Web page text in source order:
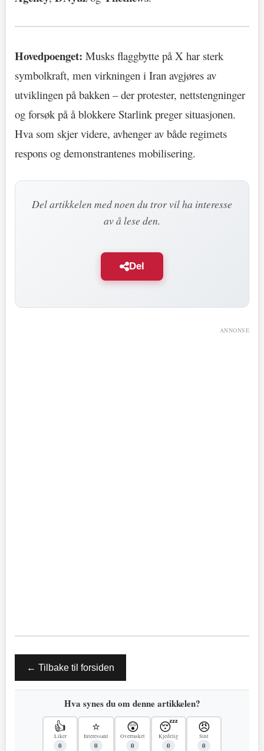
Hovedpoenget: Musks flaggbytte på X har sterk
symbolkraft, men virkningen i Iran avgjøres av
utviklingen på bakken – der protester, nettstengninger
og forsøk på å blokkere Starlink preger situasjonen.
Hva som skjer videre, avhenger av både regimets
respons og demonstrantenes mobilisering.
Del artikkelen med noen du tror vil ha interesse
av å lese den.
Del
ANNONSE
← Tilbake til forsiden
Hva synes du om denne artikkelen?
👍
Liker
0
⭐
Interessant
0
😲
Overrasket
0
😴
Kjedelig
0
😠
Sint
0